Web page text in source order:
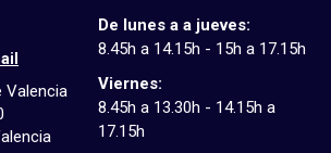
Valencia
De lunes a a jueves:
8.45h a 14.15h - 15h a 17.15h
Viernes:
8.45h a 13.30h - 14.15h a
17.15h